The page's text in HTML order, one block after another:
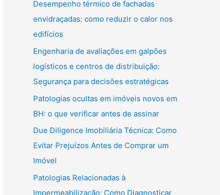
Desempenho térmico de fachadas
envidraçadas: como reduzir o calor nos
edifícios
Engenharia de avaliações em galpões
logísticos e centros de distribuição:
Segurança para decisões estratégicas
Patologias ocultas em imóveis novos em
BH: o que verificar antes de assinar
Due Diligence Imobiliária Técnica: Como
Evitar Prejuízos Antes de Comprar um
Imóvel
Patologias Relacionadas à
Impermeabilização: Como Diagnosticar